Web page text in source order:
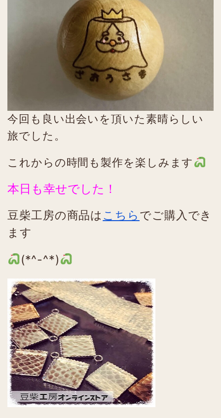
今回も良い出会いを頂いた素晴らしい
旅でした。
これからの時間も製作を楽しみます
本日も幸せでした！
豆柴工房の商品は こちら でご購入でき
ます
(*^-^*)